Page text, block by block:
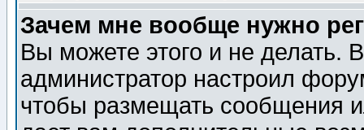
Зачем мне вообще нужно
Вы можете этого и не делать.
администратор настроил
чтобы размещать сообщения